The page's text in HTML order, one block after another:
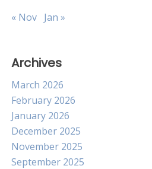
« Nov Jan »
Archives
March 2026
February 2026
January 2026
December 2025
November 2025
September 2025